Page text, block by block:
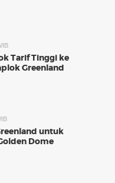
Tarif Tinggi ke
Greenland
untuk
Dome